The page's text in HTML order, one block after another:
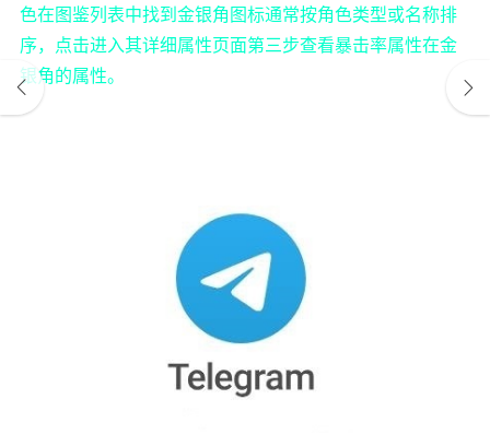
色在图鉴列表中找到金银角图标通常按角色类型或名称排
序，点击进入其详细属性页面第三步查看暴击率属性在金
银角的属性。